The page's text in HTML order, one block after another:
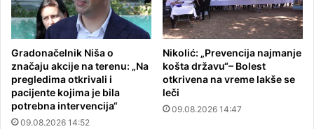
Gradonačelnik Niša o
značaju akcije na terenu: „Na
pregledima otkrivali i
pacijente kojima je bila
potrebna intervencija“
09.08.2026 14:52
Nikolić: „Prevencija najmanje
košta državu“– Bolest
otkrivena na vreme lakše se
leči
09.08.2026 14:47